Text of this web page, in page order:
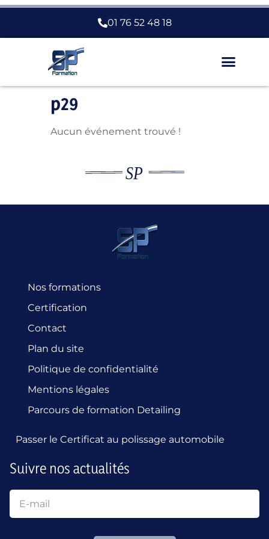
01 76 52 48 18
p29
Aucun événement trouvé !
Nos formations
Certification
Contact
Plan du site
Politique de confidentialité
Mentions légales
Parcours de formation Detailing
Passer le Certificat au polissage automobile
Suivre nos actualités